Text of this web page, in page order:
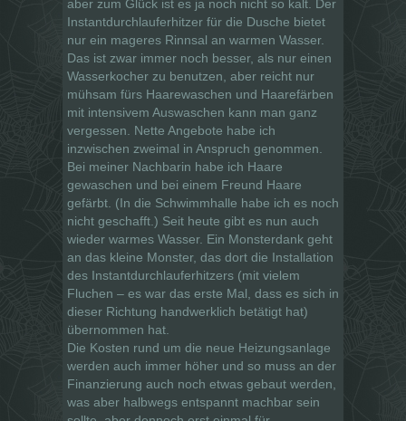
aber zum Glück ist es ja noch nicht so kalt. Der
Instantdurchlauferhitzer für die Dusche bietet
nur ein mageres Rinnsal an warmen Wasser.
Das ist zwar immer noch besser, als nur einen
Wasserkocher zu benutzen, aber reicht nur
mühsam fürs Haarewaschen und Haarefärben
mit intensivem Auswaschen kann man ganz
vergessen. Nette Angebote habe ich
inzwischen zweimal in Anspruch genommen.
Bei meiner Nachbarin habe ich Haare
gewaschen und bei einem Freund Haare
gefärbt. (In die Schwimmhalle habe ich es noch
nicht geschafft.) Seit heute gibt es nun auch
wieder warmes Wasser. Ein Monsterdank geht
an das kleine Monster, das dort die Installation
des Instantdurchlauferhitzers (mit vielem
Fluchen – es war das erste Mal, dass es sich in
dieser Richtung handwerklich betätigt hat)
übernommen hat.
Die Kosten rund um die neue Heizungsanlage
werden auch immer höher und so muss an der
Finanzierung auch noch etwas gebaut werden,
was aber halbwegs entspannt machbar sein